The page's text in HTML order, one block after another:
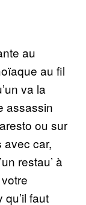
au
au fil
va la
assassin
ou sur
avec car,
restau’ à
faut